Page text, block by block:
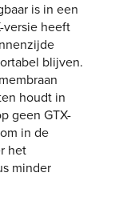
is in een
versie heeft
blijven.
houdt in
geen GTX-
in de
het
minder